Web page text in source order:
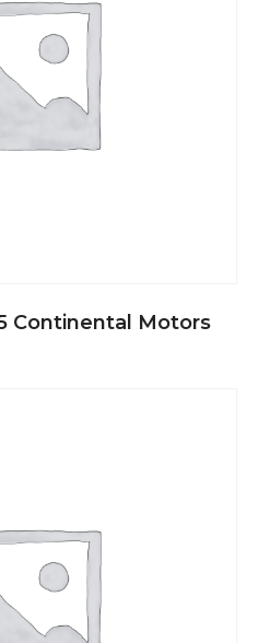
Continental Motors